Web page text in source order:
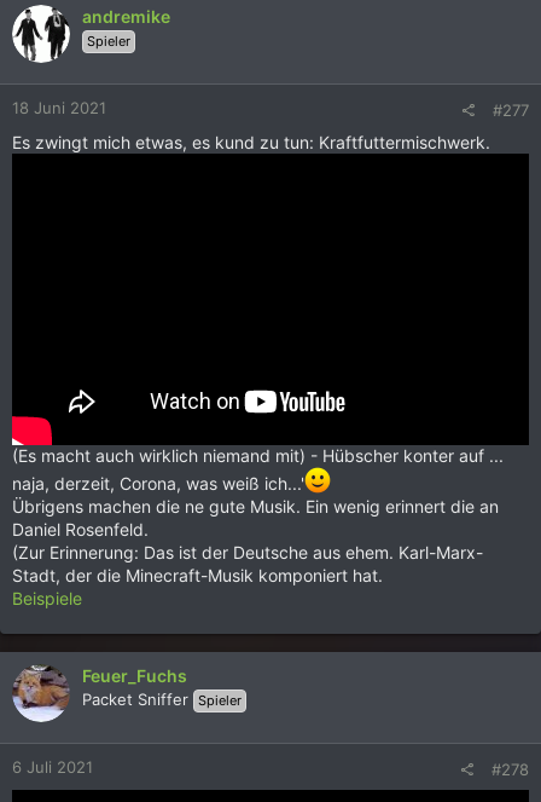
andremike
Spieler
18 Juni 2021 #277
Es zwingt mich etwas, es kund zu tun: Kraftfuttermischwerk.
(Es macht auch wirklich niemand mit) - Hübscher konter auf ...
naja, derzeit, Corona, was weiß ich...'
Übrigens machen die ne gute Musik. Ein wenig erinnert die an
Daniel Rosenfeld.
(Zur Erinnerung: Das ist der Deutsche aus ehem. Karl-Marx-
Stadt, der die Minecraft-Musik komponiert hat.
Beispiele
Feuer_Fuchs
Packet Sniffer Spieler
6 Juli 2021 #278